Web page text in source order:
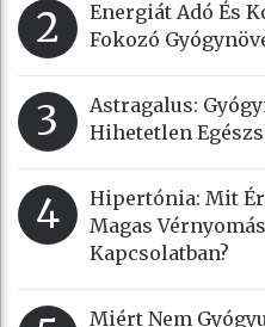
2
Energiát Adó És
Fokozó
3
Astragalus:
Hihetetlen
4
Hipertónia: Mit
Magas
Kapcsolatban?
Miért Nem